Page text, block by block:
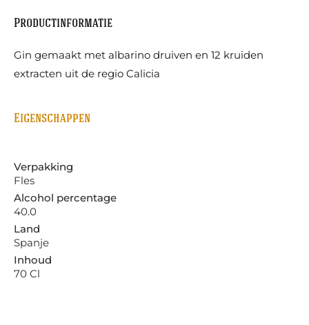
Productinformatie
Gin gemaakt met albarino druiven en 12 kruiden
extracten uit de regio Calicia
Eigenschappen
Verpakking
Fles
Alcohol percentage
40.0
Land
Spanje
Inhoud
70 Cl